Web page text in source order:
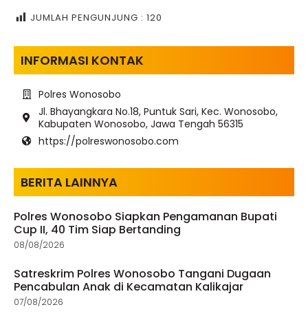
JUMLAH PENGUNJUNG : 120
INFORMASI KONTAK
Polres Wonosobo
Jl. Bhayangkara No.18, Puntuk Sari, Kec. Wonosobo,
Kabupaten Wonosobo, Jawa Tengah 56315
https://polreswonosobo.com
BERITA LAINNYA
Polres Wonosobo Siapkan Pengamanan Bupati
Cup II, 40 Tim Siap Bertanding
08/08/2026
Satreskrim Polres Wonosobo Tangani Dugaan
Pencabulan Anak di Kecamatan Kalikajar
07/08/2026